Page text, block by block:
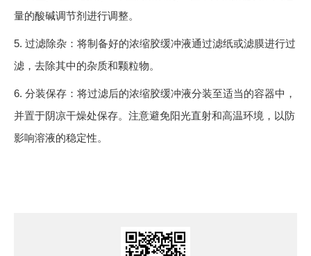
量的酸碱调节剂进行调整。
5. 过滤除杂：将制备好的浓缩胶缓冲液通过滤纸或滤膜进行过
滤，去除其中的杂质和颗粒物。
6. 分装保存：将过滤后的浓缩胶缓冲液分装至适当的容器中，
并置于阴凉干燥处保存。注意避免阳光直射和高温环境，以防
影响溶液的稳定性。